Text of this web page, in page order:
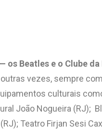
os Beatles e o Clube da
vezes, sempre
culturais
João Nogueira (RJ);
Teatro Firjan Sesi